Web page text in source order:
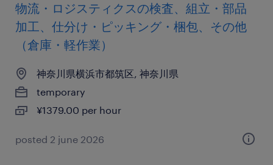
物流・ロジスティクスの検査、組立・部品
加工、仕分け・ピッキング・梱包、その他
（倉庫・軽作業）
神奈川県横浜市都筑区, 神奈川県
temporary
¥1379.00 per hour
posted 2 june 2026